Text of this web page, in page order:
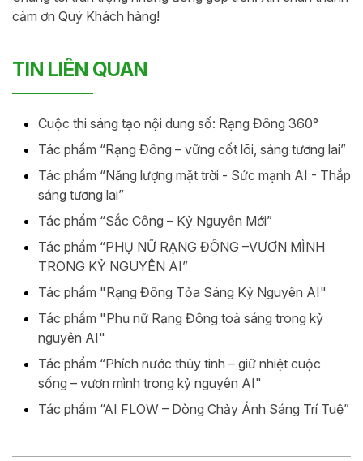
cảm ơn Quý Khách hàng!
TIN LIÊN QUAN
Cuộc thi sáng tạo nội dung số: Rạng Đông 360°
Tác phẩm “Rạng Đông – vững cốt lõi, sáng tương lai”
Tác phẩm “Năng lượng mặt trời - Sức mạnh AI - Thắp
sáng tương lai”
Tác phẩm “Sắc Công – Kỷ Nguyên Mới”
Tác phẩm “PHỤ NỮ RẠNG ĐÔNG –VƯƠN MÌNH
TRONG KỶ NGUYÊN AI”
Tác phẩm "Rạng Đông Tỏa Sáng Kỷ Nguyên AI"
Tác phẩm "Phụ nữ Rạng Đông toả sáng trong kỷ
nguyên AI"
Tác phẩm “Phích nước thủy tinh – giữ nhiệt cuộc
sống – vươn mình trong kỷ nguyên AI"
Tác phẩm “AI FLOW – Dòng Chảy Ánh Sáng Trí Tuệ”